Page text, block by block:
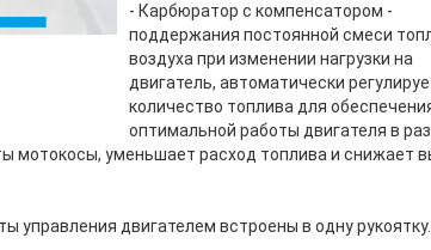
- Карбюратор с компенсатором -
поддержания постоянной смеси
воздуха при изменении нагрузки на
двигатель, автоматически
количество топлива для
оптимальной работы двигателя в
мотокосы, уменьшает расход топлива и снижает
управления двигателем встроены в одну рукоятку.